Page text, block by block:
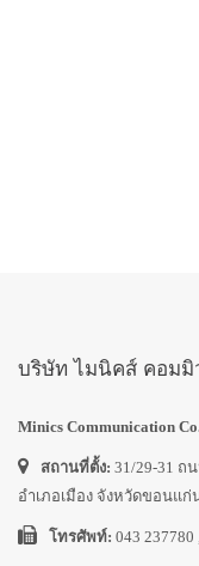
บริษัท ไมนิคส์ คอมมิ
Minics Communication
สถานที่ตั้ง: 31/29-31 ถ
อำเภอเมือง จังหวัดขอนแก่
โทรศัพท์: 043 237780